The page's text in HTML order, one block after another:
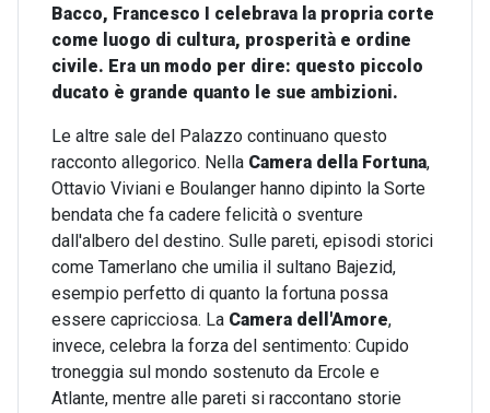
Bacco, Francesco I celebrava la propria corte
come luogo di cultura, prosperità e ordine
civile. Era un modo per dire: questo piccolo
ducato è grande quanto le sue ambizioni.
Le altre sale del Palazzo continuano questo
racconto allegorico. Nella Camera della Fortuna,
Ottavio Viviani e Boulanger hanno dipinto la Sorte
bendata che fa cadere felicità o sventure
dall'albero del destino. Sulle pareti, episodi storici
come Tamerlano che umilia il sultano Bajezid,
esempio perfetto di quanto la fortuna possa
essere capricciosa. La Camera dell'Amore,
invece, celebra la forza del sentimento: Cupido
troneggia sul mondo sostenuto da Ercole e
Atlante, mentre alle pareti si raccontano storie